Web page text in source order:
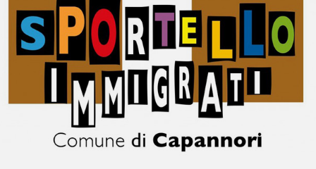
SPORTELLI IMMIGRATI